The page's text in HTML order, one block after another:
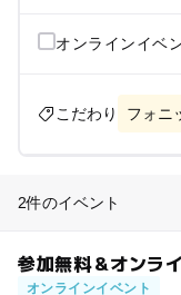
オンラインイベ
こだわり フォニ
2件のイベント
参加無料＆オンラ
オンラインイベント